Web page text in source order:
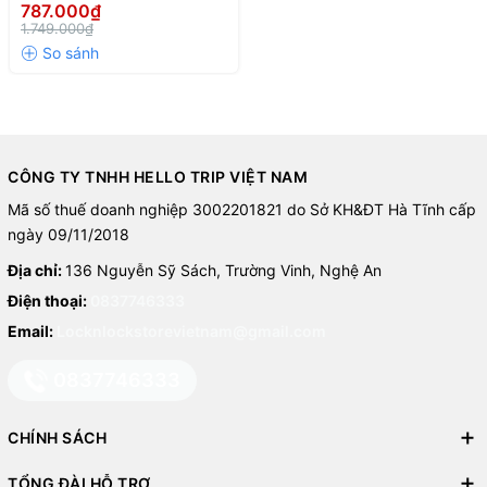
24cm (Có thể sử dụng bếp
từ ) - Màu đen
787.000₫
1.749.000₫
CÔNG TY TNHH HELLO TRIP VIỆT NAM
Mã số thuế doanh nghiệp 3002201821 do Sở KH&ĐT Hà Tĩnh cấp
ngày 09/11/2018
Địa chỉ:136 Nguyễn Sỹ Sách, Trường Vinh, Nghệ An
Điện thoại:
Email:
CHÍNH SÁCH
TỔNG ĐÀI HỖ TRỢ